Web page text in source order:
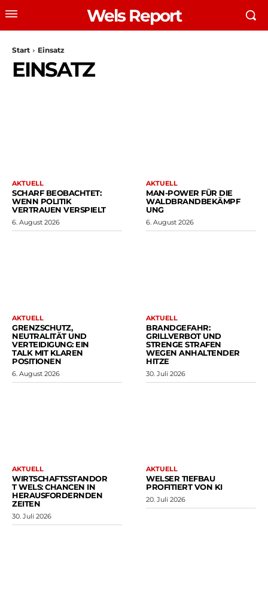
Wels Report
Start Einsatz
EINSATZ
AKTUELL
SCHARF BEOBACHTET:
WENN POLITIK
VERTRAUEN VERSPIELT
6. August 2026
AKTUELL
MAN-POWER FÜR DIE
WALDBRANDBEKÄMPF
UNG
6. August 2026
AKTUELL
GRENZSCHUTZ,
NEUTRALITÄT UND
VERTEIDIGUNG: EIN
TALK MIT KLAREN
POSITIONEN
6. August 2026
AKTUELL
BRANDGEFAHR:
GRILLVERBOT UND
STRENGE STRAFEN
WEGEN ANHALTENDER
HITZE
30. Juli 2026
AKTUELL
WIRTSCHAFTSSTANDOR
T WELS: CHANCEN IN
HERAUSFORDERNDEN
ZEITEN
30. Juli 2026
AKTUELL
WELSER TIEFBAU
PROFITIERT VON KI
20. Juli 2026